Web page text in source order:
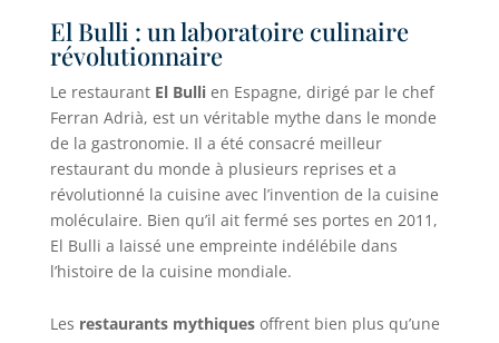
El Bulli : un laboratoire culinaire
révolutionnaire
Le restaurant El Bullien Espagne, dirigé par le chef
Ferran Adrià, est un véritable mythe dans le monde
de la gastronomie. Il a été consacré meilleur
restaurant du monde à plusieurs reprises et a
révolutionné la cuisine avec l’invention de la cuisine
moléculaire. Bien qu’il ait fermé ses portes en 2011,
El Bulli a laissé une empreinte indélébile dans
l’histoire de la cuisine mondiale.
Les restaurants mythiquesoffrent bien plus qu’une